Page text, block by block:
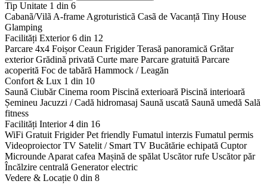
Tip Unitate 1 din 6
Cabanã/Vilã A-frame Agroturisticã Casã de Vacanță Tiny House
Glamping
Facilități Exterior6 din 12
Parcare 4x4 Foișor Ceaun Frigider Terasă panoramică Grătar
exterior Grădină privată Curte mare Parcare gratuită Parcare
acoperită Foc de tabără Hammock / Leagăn
Confort & Lux 1 din 10
Saună Ciubăr Cinema room Piscină exterioară Piscină interioară
Șemineu Jacuzzi / Cadă hidromasaj Saună uscată Saună umedă Sală
fitness
Facilități Interior4 din 16
WiFi Gratuit Frigider Pet friendly Fumatul interzis Fumatul permis
Videoproiector TV Satelit / Smart TV Bucătărie echipată Cuptor
Microunde Aparat cafea Mașină de spălat Uscător rufe Uscător păr
Încălzire centrală Generator electric
Vedere & Locație 0 din 8